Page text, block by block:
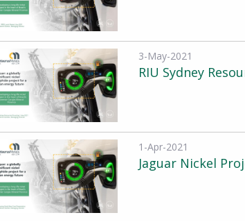
3-May-2021
RIU Sydney
1-Apr-2021
Jaguar Nickel